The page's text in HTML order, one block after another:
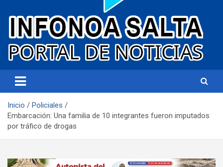
Infonoa Salta
Inicio
Policiales
Embarcación: Una familia de 10 integrantes fueron imputados
por tráfico de drogas